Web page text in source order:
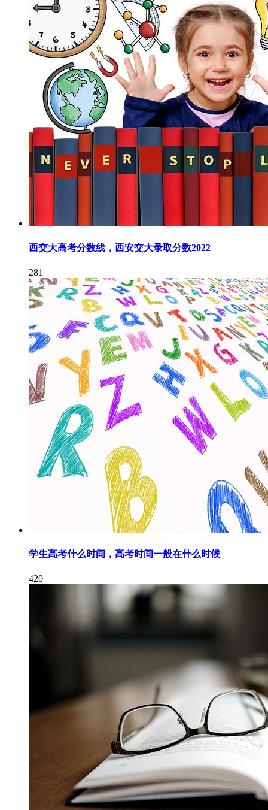
西交大高考分数线，西安交大录取分数2022
281
学生高考什么时间，高考时间一般在什么时候
420